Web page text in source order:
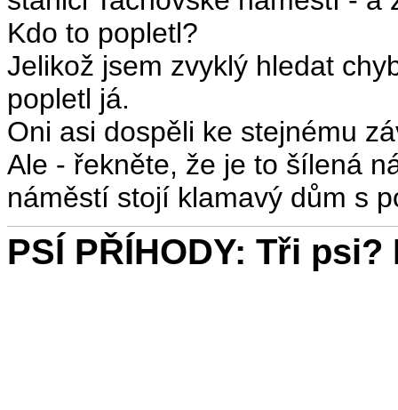
Kdo to popletl?
Jelikož jsem zvyklý hledat
popletl já.
Oni asi dospěli ke stejnému
Ale - řekněte, že je to šílená
náměstí stojí klamavý dům s
PSÍ PŘÍHODY: Tři